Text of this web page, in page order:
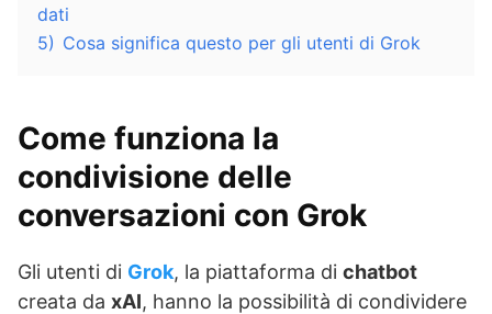
dati
5) Cosa significa questo per gli utenti di Grok
Come funziona la
condivisione delle
conversazioni con Grok
Gli utenti di Grok, la piattaforma di chatbot
creata da xAI, hanno la possibilità di condividere